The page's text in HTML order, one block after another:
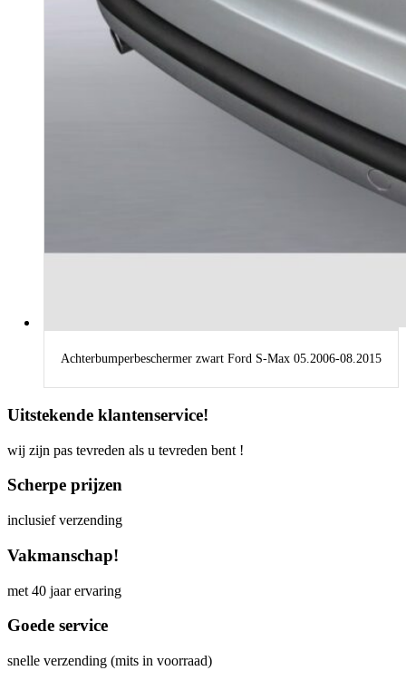
Achterbumperbeschermer zwart Ford S-Max 05.2006-08.2015
Uitstekende klantenservice!
wij zijn pas tevreden als u tevreden bent !
Scherpe prijzen
inclusief verzending
Vakmanschap!
met 40 jaar ervaring
Goede service
snelle verzending (mits in voorraad)